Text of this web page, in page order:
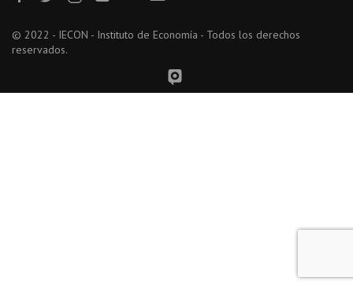
© 2022 - IECON - Instituto de Economía - Todos los derechos
reservados.